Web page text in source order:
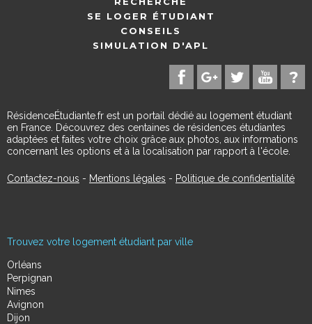
SE LOGER ÉTUDIANT
CONSEILS
SIMULATION D'APL
RésidenceÉtudiante.fr est un portail dédié au logement étudiant
en France. Découvrez des centaines de résidences étudiantes
adaptées et faites votre choix grâce aux photos, aux informations
concernant les options et à la localisation par rapport à l'école.
Contactez-nous - Mentions légales - Politique de confidentialité
Trouvez votre logement étudiant par ville
Orléans
Perpignan
Nimes
Avignon
Dijon